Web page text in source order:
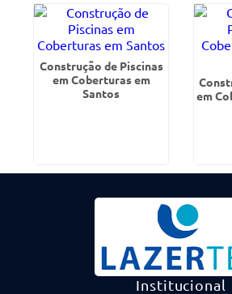
Construção de Piscinas
em Coberturas em
Santos
em
Institucional